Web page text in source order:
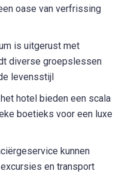
oase van verfrissing
is uitgerust met
diverse groepslessen
levensstijl
hotel bieden een scala
boetieks voor een luxe
kunnen
en transport